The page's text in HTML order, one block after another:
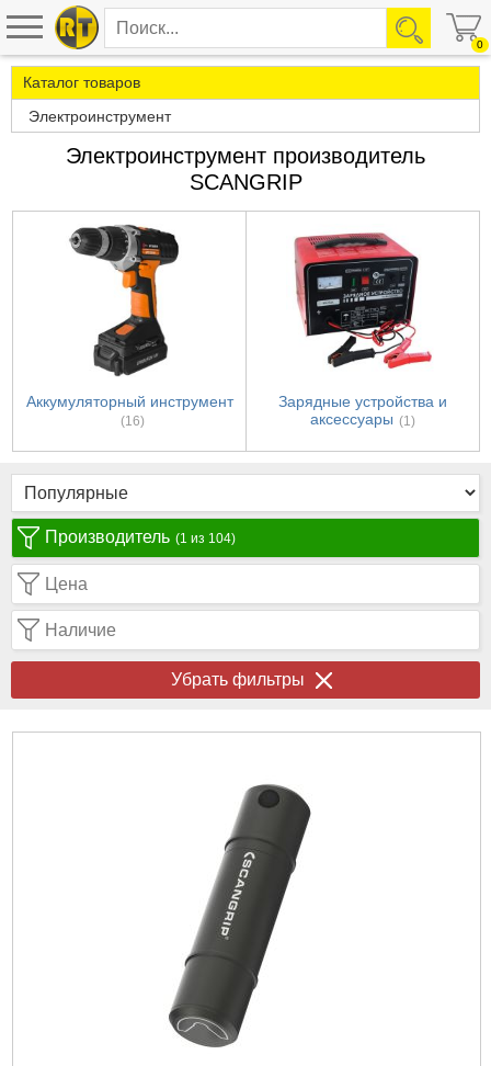
0
Каталог товаров
Электроинструмент
Электроинструмент производитель
SCANGRIP
Аккумуляторный инструмент
(16)
Зарядные устройства и
аксессуары (1)
Производитель (1 из 104)
Цена
Наличие
Убрать фильтры